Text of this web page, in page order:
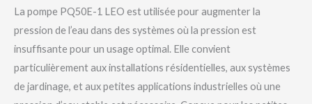
La pompe PQ50E-1 LEO est utilisée pour augmenter la
pression de l’eau dans des systèmes où la pression est
insuffisante pour un usage optimal. Elle convient
particulièrement aux installations résidentielles, aux systèmes
de jardinage, et aux petites applications industrielles où une